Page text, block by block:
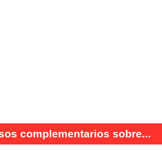
complementarios sobre...